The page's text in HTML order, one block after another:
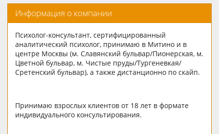
Информация о компании
Психолог-консультант, сертифицированный
аналитический психолог, принимаю в Митино и в
центре Москвы (м. Славянский бульвар/Пионерская, м.
Цветной бульвар, м. Чистые пруды/Тургеневкая/
Сретенский бульвар), а также дистанционно по скайп.
Принимаю взрослых клиентов от 18 лет в формате
индивидуального консультирования.